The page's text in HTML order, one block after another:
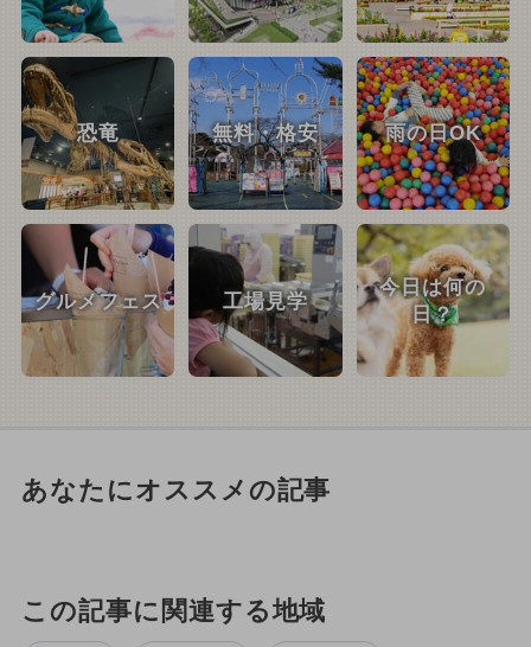
恐竜 無料・格安 雨の日OK
グルメフェス 工場見学
今日は何の
日？
あなたにオススメの記事
この記事に関連する地域